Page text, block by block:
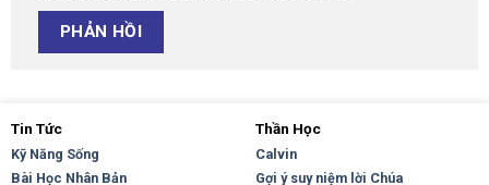
Tin Tức
Kỹ Năng Sống
Bài Học Nhân Bản
Thần Học
Calvin
Gợi ý suy niệm lời Chúa